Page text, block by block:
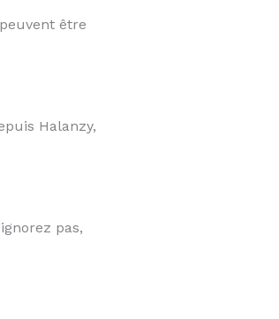
être
Halanzy,
pas,